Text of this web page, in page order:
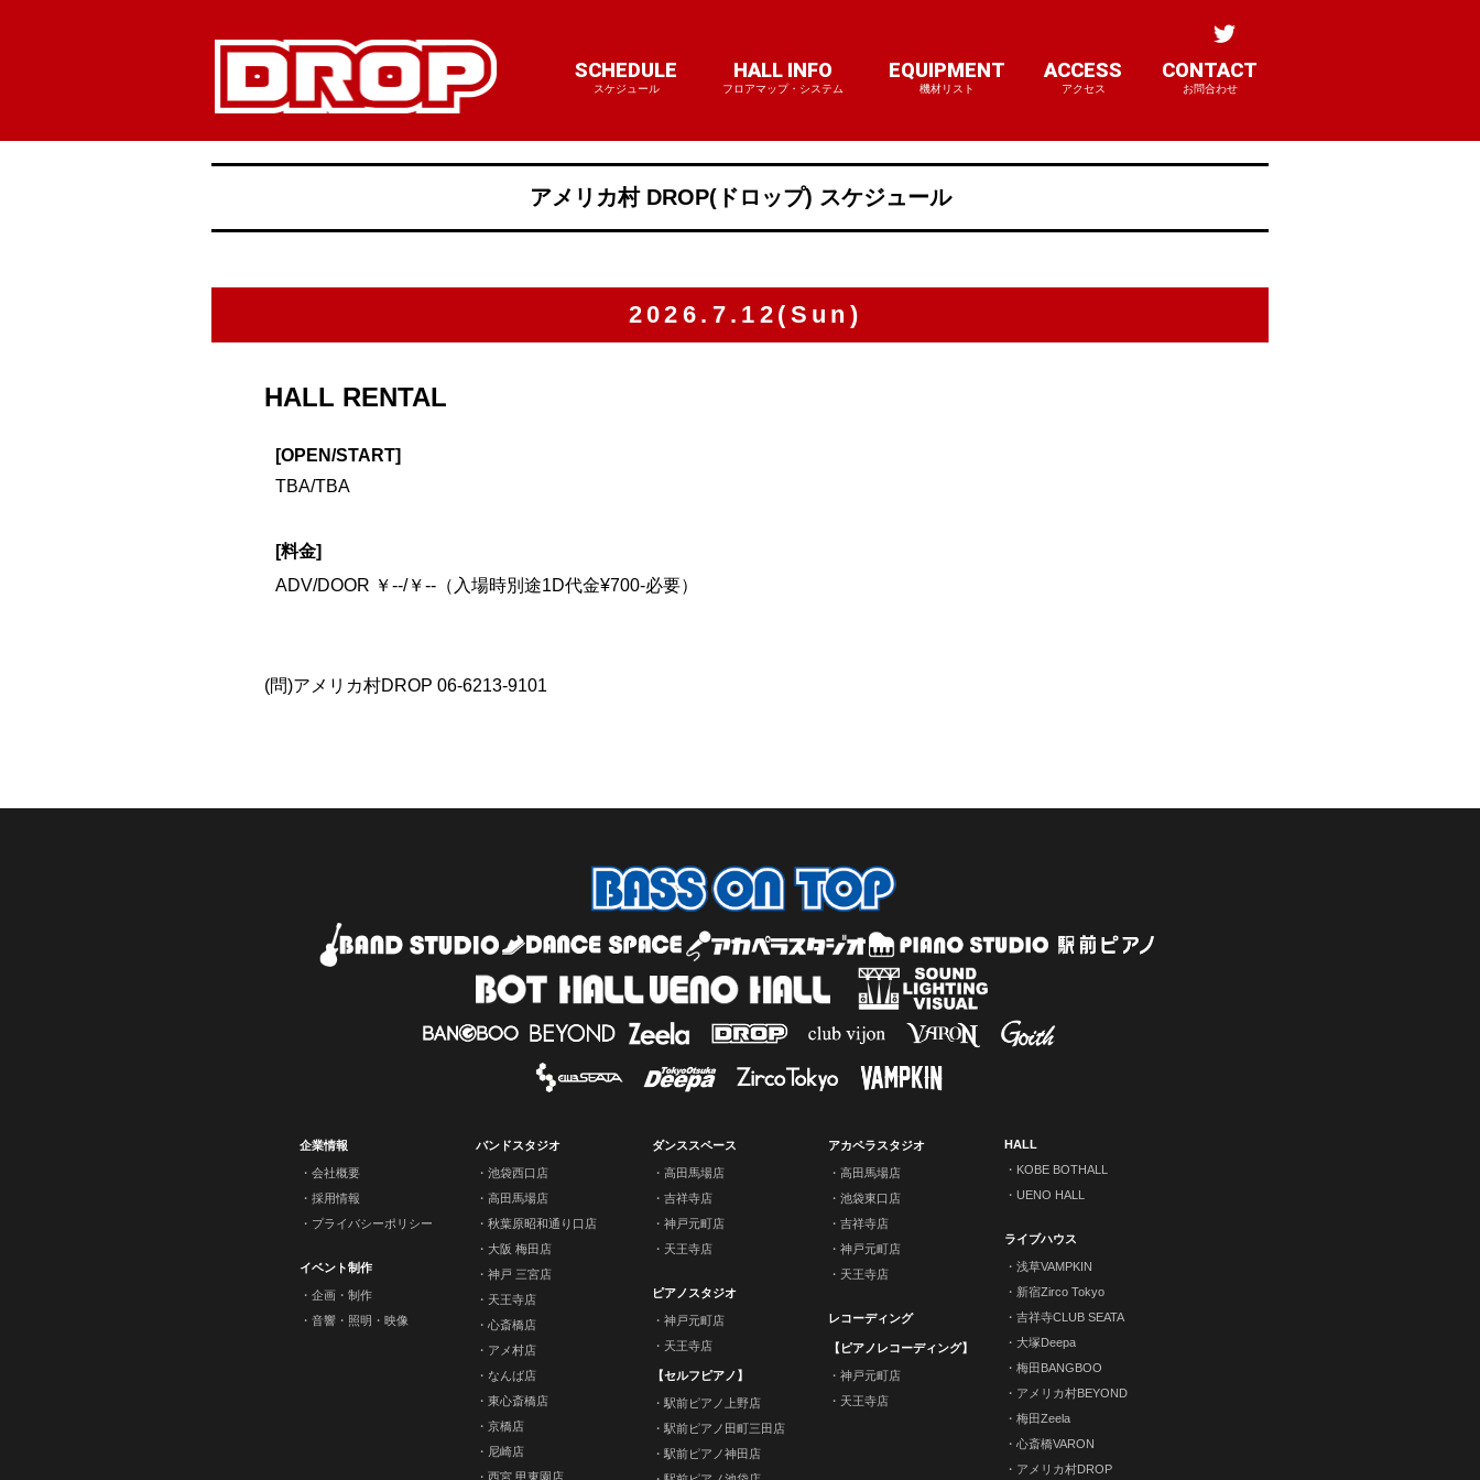
SCHEDULE
スケジュール
HALL INFO
フロアマップ・システム
EQUIPMENT
機材リスト
ACCESS
アクセス
CONTACT
お問合わせ
アメリカ村 DROP(ドロップ) スケジュール
2026.7.12(Sun)
HALL RENTAL
[OPEN/START]
TBA/TBA
[料金]
ADV/DOOR ￥--/￥--（入場時別途1D代金¥700-必要）
(問)アメリカ村DROP 06-6213-9101
企業情報
会社概要
採用情報
プライバシーポリシー
イベント制作
企画・制作
音響・照明・映像
バンドスタジオ
池袋西口店
高田馬場店
秋葉原昭和通り口店
大阪 梅田店
神戸 三宮店
天王寺店
心斎橋店
アメ村店
なんば店
東心斎橋店
京橋店
尼崎店
西宮 甲東園店
ダンススペース
高田馬場店
吉祥寺店
神戸元町店
天王寺店
ピアノスタジオ
神戸元町店
天王寺店
【セルフピアノ】
駅前ピアノ上野店
駅前ピアノ田町三田店
駅前ピアノ神田店
アカペラスタジオ
高田馬場店
池袋東口店
吉祥寺店
神戸元町店
天王寺店
レコーディング
【ピアノレコーディング】
神戸元町店
天王寺店
HALL
KOBE BOTHALL
UENO HALL
ライブハウス
浅草VAMPKIN
新宿Zirco Tokyo
吉祥寺CLUB SEATA
大塚Deepa
梅田BANGBOO
アメリカ村BEYOND
梅田Zeela
心斎橋VARON
アメリカ村DROP